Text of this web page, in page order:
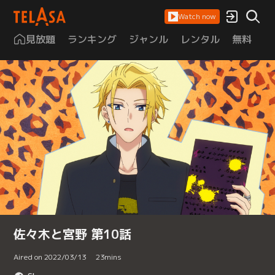
Watch now
見放題 ランキング ジャンル レンタル 無料
佐々木と宮野 第10話
Aired on 2022/03/13 23mins